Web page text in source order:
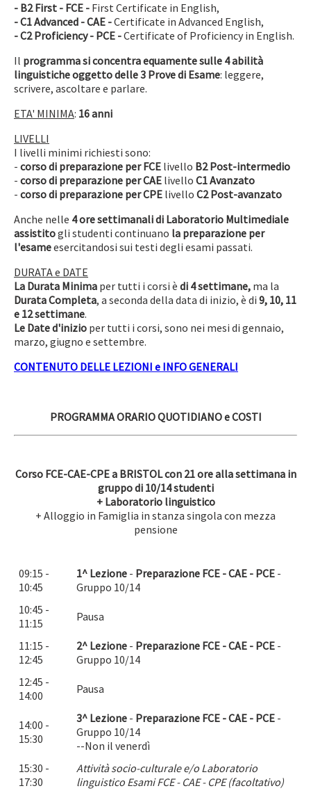
- B2 First - FCE - First Certificate in English,
- C1 Advanced - CAE -Certificate in Advanced English,
- C2 Proficiency - PCE -Certificate of Proficiency in English.
Il programma si concentra equamente sulle 4 abilità
linguistiche oggetto delle 3 Prove di Esame: leggere,
scrivere, ascoltare e parlare.
ETA' MINIMA: 16 anni
LIVELLI
I livelli minimi richiesti sono:
- corso di preparazione per FCE livello B2 Post-intermedio
- corso di preparazione per CAE livello C1Avanzato
- corso di preparazione per CPE livello C2 Post-avanzato
Anche nelle 4 ore settimanali di Laboratorio Multimediale
assistitogli studenti continuano la preparazione per
l'esameesercitandosi sui testi degli esami passati.
DURATA e DATE
La Durata Minima per tutti i corsi è di 4 settimane, ma la
Durata Completa, a seconda della data di inizio, è di 9, 10, 11
e 12 settimane.
Le Date d'inizio per tutti i corsi, sono nei mesi di gennaio,
marzo, giugno e settembre.
CONTENUTO DELLE LEZIONI e INFO GENERALI
PROGRAMMA ORARIO QUOTIDIANO e COSTI
Corso FCE-CAE-CPE a BRISTOL con 21 ore alla settimana in
gruppo di 10/14 studenti
+ Laboratorio linguistico
+ Alloggio in Famiglia in stanza singola con mezza
pensione
09:15 -
10:45
1^ Lezione - Preparazione FCE - CAE - PCE -
Gruppo 10/14
10:45 -
11:15
Pausa
11:15 -
12:45
2^ Lezione - Preparazione FCE - CAE - PCE -
Gruppo 10/14
12:45 -
14:00
Pausa
14:00 -
15:30
3^ Lezione - Preparazione FCE - CAE - PCE -
Gruppo 10/14
--Non il venerdì
15:30 -
17:30
Attività socio-culturale e/o Laboratorio
linguistico Esami FCE - CAE - CPE (facoltativo)